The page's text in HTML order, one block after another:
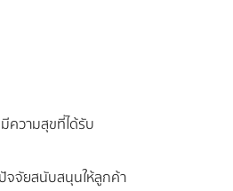
ความสุขที่ได้รับ
จจัยสนับสนุนให้ลูกค้า